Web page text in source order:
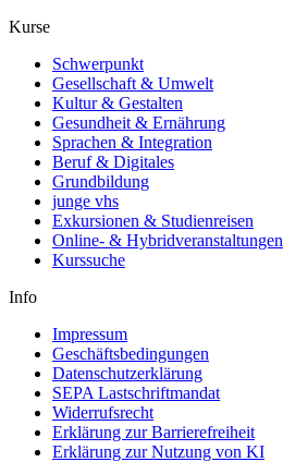
Kurse
Schwerpunkt
Gesellschaft & Umwelt
Kultur & Gestalten
Gesundheit & Ernährung
Sprachen & Integration
Beruf & Digitales
Grundbildung
junge vhs
Exkursionen & Studienreisen
Online- & Hybridveranstaltungen
Kurssuche
Info
Impressum
Geschäftsbedingungen
Datenschutzerklärung
SEPA Lastschriftmandat
Widerrufsrecht
Erklärung zur Barrierefreiheit
Erklärung zur Nutzung von KI